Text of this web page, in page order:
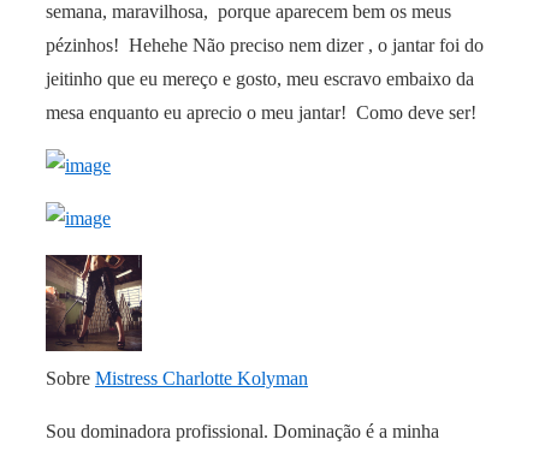
semana, maravilhosa, porque aparecem bem os meus
pézinhos! Hehehe Não preciso nem dizer , o jantar foi do
jeitinho que eu mereço e gosto, meu escravo embaixo da
mesa enquanto eu aprecio o meu jantar! Como deve ser!
Sobre Mistress Charlotte Kolyman
Sou dominadora profissional. Dominação é a minha